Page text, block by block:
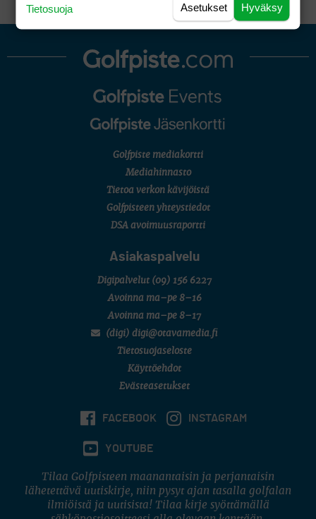
Golfpiste mediakortti
Mediahinnasto
Tietoa verkon kävijöistä
Golfpisteen yhteystiedot
DSA avoimuusraportti
Asiakaspalvelu
Digipalvelut (09) 156 6227
Avoinna ma–pe 8–16
Avoinna ma–pe 8–17
(digi) digi@otavamedia.fi
Tietosuojaseloste
Käyttöehdot
Evästeasetukset
FACEBOOK INSTAGRAM
YOUTUBE
Tilaa Golfpisteen maanantaisin ja perjantaisin
lähetettävä uutiskirje, niin pysyt ajan tasalla golfalan
ilmiöistä ja uutisista! Tilaa kirje syöttämällä
Hyväksy
Asetukset
Tietosuoja